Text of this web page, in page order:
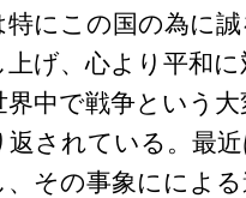
特にこの国の為に
上げ、心より平和
界中で戦争という
返されている。最
、その事象にによ